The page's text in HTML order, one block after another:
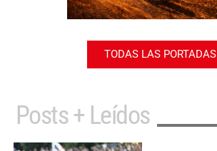
TODAS LAS PORTADAS
Posts + Leídos